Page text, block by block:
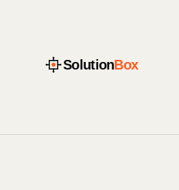
SolutionBox